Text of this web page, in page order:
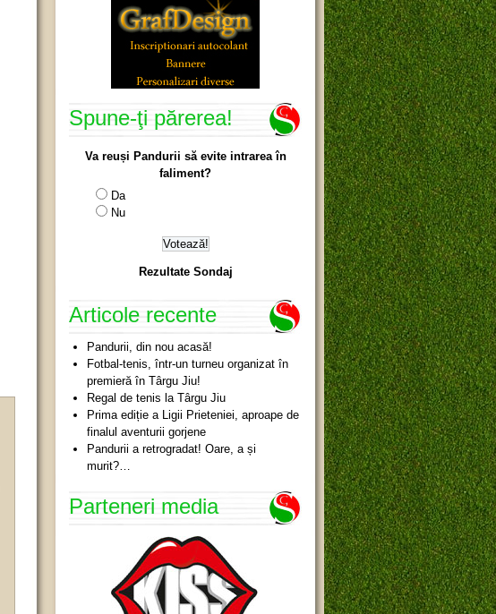
Spune-ţi părerea!
Va reuși Pandurii să evite intrarea în
faliment?
Da
Nu
Rezultate Sondaj
Articole recente
Pandurii, din nou acasă!
Fotbal-tenis, într-un turneu organizat în
premieră în Târgu Jiu!
Regal de tenis la Târgu Jiu
Prima ediție a Ligii Prieteniei, aproape de
finalul aventurii gorjene
Pandurii a retrogradat! Oare, a și
murit?…
Parteneri media